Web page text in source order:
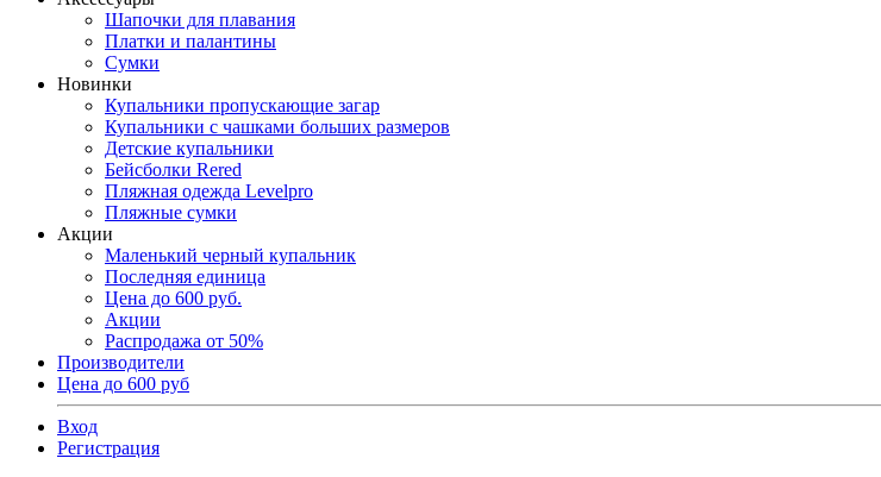
Шапочки для плавания
Платки и палантины
Сумки
Новинки
Купальники пропускающие загар
Купальники с чашками больших размеров
Детские купальники
Бейсболки Rered
Пляжная одежда Levelpro
Пляжные сумки
Акции
Маленький черный купальник
Последняя единица
Цена до 600 руб.
Акции
Распродажа от 50%
Производители
Цена до 600 руб
Вход
Регистрация